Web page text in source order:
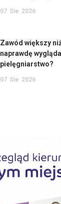
07 Sie 2026
Zawód większy
naprawdę
pielęgniarstwo?
07 Sie 2026